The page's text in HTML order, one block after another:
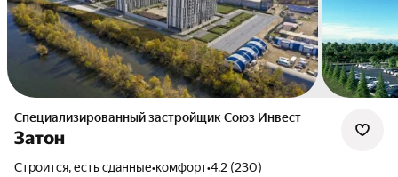
Специализированный застройщик Союз Инвест
Затон
Строится, есть сданные•комфорт•4.2 (230)